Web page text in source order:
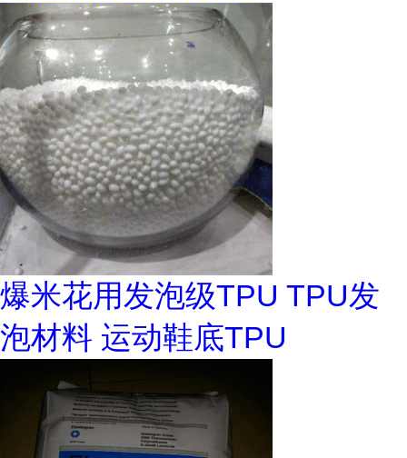
爆米花用发泡级TPU TPU发
泡材料 运动鞋底TPU